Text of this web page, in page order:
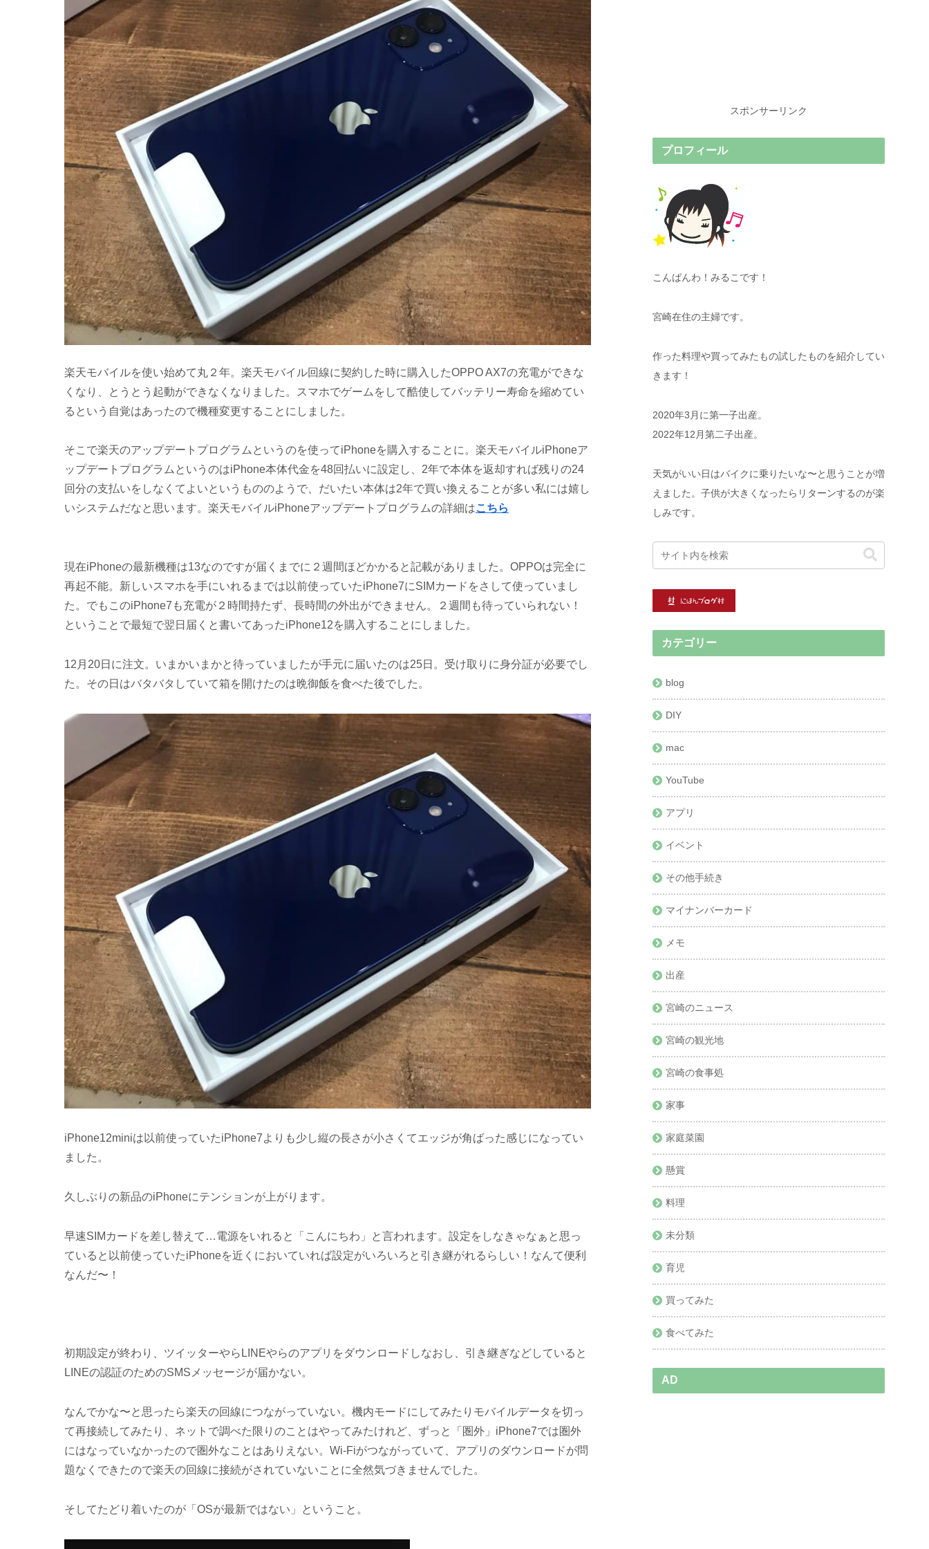
楽天モバイルを使い始めて丸２年。楽天モバイル回線に契約した時に購入したOPPO AX7の充電ができな
くなり、とうとう起動ができなくなりました。スマホでゲームをして酷使してバッテリー寿命を縮めてい
るという自覚はあったので機種変更することにしました。
そこで楽天のアップデートプログラムというのを使ってiPhoneを購入することに。 楽天モバイルiPhoneア
ップデートプログラムというのはiPhone本体代金を48回払いに設定し、2年で本体を返却すれば残りの24
回分の支払いをしなくてよいというもののようで、だいたい本体は2年で買い換えることが多い私には嬉し
いシステムだなと思います。楽天モバイルiPhoneアップデートプログラムの詳細はこちら
現在iPhoneの最新機種は13なのですが届くまでに２週間ほどかかると記載がありました。OPPOは完全に
再起不能。新しいスマホを手にいれるまでは以前使っていたiPhone7にSIMカードをさして使っていまし
た。でもこのiPhone7も充電が２時間持たず、長時間の外出ができません。２週間も待っていられない！
ということで最短で翌日届くと書いてあったiPhone12を購入することにしました。
12月20日に注文。いまかいまかと待っていましたが手元に届いたのは25日。受け取りに身分証が必要でし
た。その日はバタバタしていて箱を開けたのは晩御飯を食べた後でした。
iPhone12miniは以前使っていたiPhone7よりも少し縦の長さが小さくてエッジが角ばった感じになってい
ました。
久しぶりの新品のiPhoneにテンションが上がります。
早速SIMカードを差し替えて…電源をいれると「こんにちわ」と言われます。設定をしなきゃなぁと思っ
ていると以前使っていたiPhoneを近くにおいていれば設定がいろいろと引き継がれるらしい！なんて便利
なんだ〜！
初期設定が終わり、ツイッターやらLINEやらのアプリをダウンロードしなおし、引き継ぎなどしていると
LINEの認証のためのSMSメッセージが届かない。
なんでかな〜と思ったら楽天の回線につながっていない。機内モードにしてみたりモバイルデータを切っ
て再接続してみたり、ネットで調べた限りのことはやってみたけれど、ずっと「圏外」iPhone7では圏外
にはなっていなかったので圏外なことはありえない。Wi-Fiがつながっていて、アプリのダウンロードが問
題なくできたので楽天の回線に接続がされていないことに全然気づきませんでした。
そしてたどり着いたのが「OSが最新ではない」ということ。
スポンサーリンク
プロフィール
こんばんわ！みるこです！
宮崎在住の主婦です。
作った料理や買ってみたもの試したものを紹介してい
きます！
2020年3月に第一子出産。
2022年12月第二子出産。
天気がいい日はバイクに乗りたいな〜と思うことが増
えました。子供が大きくなったらリターンするのが楽
しみです。
カテゴリー
blog
DIY
mac
YouTube
アプリ
イベント
その他手続き
マイナンバーカード
メモ
出産
宮崎のニュース
宮崎の観光地
宮崎の食事処
家事
家庭菜園
懸賞
料理
未分類
育児
買ってみた
食べてみた
AD